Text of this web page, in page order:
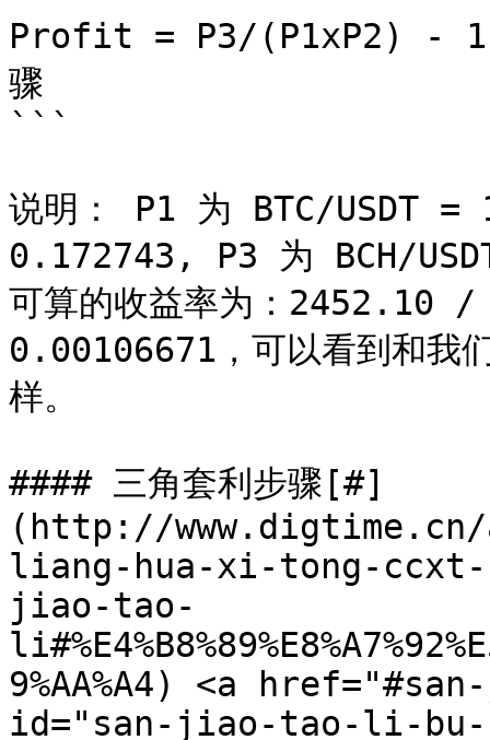
Profit = P3/(P1xP2) - 1 #
骤
```
说明： P1 为 BTC/USDT
0.172743, P3 为 BCH/
可算的收益率为：
0.00106671，可以看到和我
样。
#### 三角套利步骤[#]
(http://
liang-hua-xi-tong-
jiao-tao-
9%AA%A4) <a
id="san-jiao-tao-li-bu-